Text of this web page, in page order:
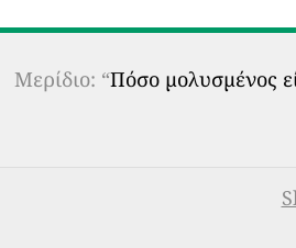
Μερίδιο: “Πόσο μολυσμένος